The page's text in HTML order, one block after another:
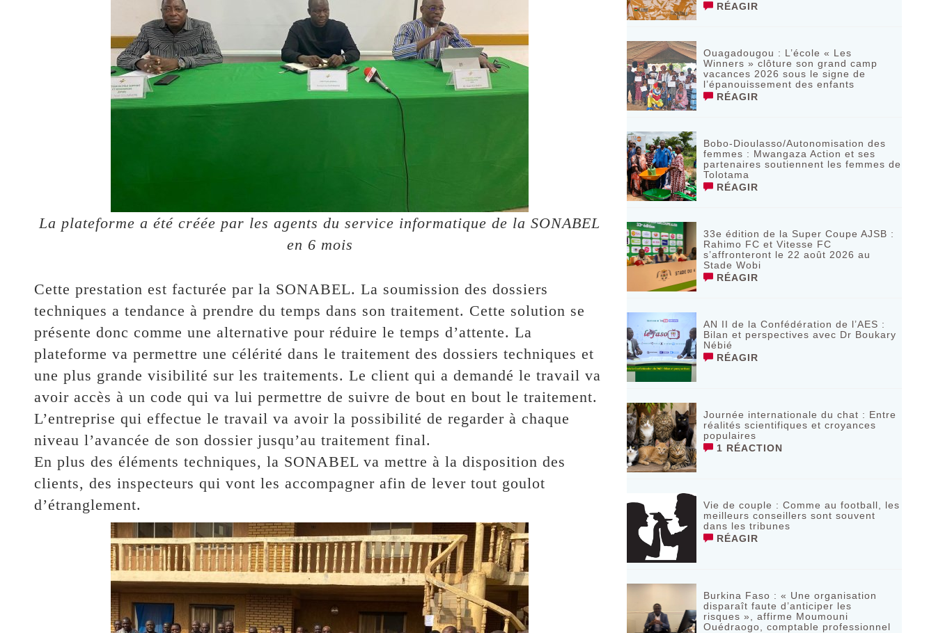
La plateforme a été créée par les agents du service informatique de la SONABEL
en 6 mois
Cette prestation est facturée par la SONABEL. La soumission des dossiers
techniques a tendance à prendre du temps dans son traitement. Cette solution se
présente donc comme une alternative pour réduire le temps d’attente. La
plateforme va permettre une célérité dans le traitement des dossiers techniques et
une plus grande visibilité sur les traitements. Le client qui a demandé le travail va
avoir accès à un code qui va lui permettre de suivre de bout en bout le traitement.
L’entreprise qui effectue le travail va avoir la possibilité de regarder à chaque
niveau l’avancée de son dossier jusqu’au traitement final.
En plus des éléments techniques, la SONABEL va mettre à la disposition des
clients, des inspecteurs qui vont les accompagner afin de lever tout goulot
d’étranglement.
RÉAGIR
Ouagadougou : L’école « Les
Winners » clôture son grand camp
vacances 2026 sous le signe de
l’épanouissement des enfants
RÉAGIR
Bobo-Dioulasso/Autonomisation des
femmes : Mwangaza Action et ses
partenaires soutiennent les femmes de
Tolotama
RÉAGIR
33e édition de la Super Coupe AJSB :
Rahimo FC et Vitesse FC
s’affronteront le 22 août 2026 au
Stade Wobi
RÉAGIR
AN II de la Confédération de l’AES :
Bilan et perspectives avec Dr Boukary
Nébié
RÉAGIR
Journée internationale du chat : Entre
réalités scientifiques et croyances
populaires
1 RÉACTION
Vie de couple : Comme au football, les
meilleurs conseillers sont souvent
dans les tribunes
RÉAGIR
Burkina Faso : « Une organisation
disparaît faute d’anticiper les
risques », affirme Moumouni
Ouédraogo, comptable professionnel